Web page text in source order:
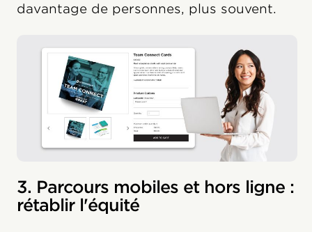
davantage de personnes, plus souvent.
3. Parcours mobiles et hors ligne :
rétablir l'équité